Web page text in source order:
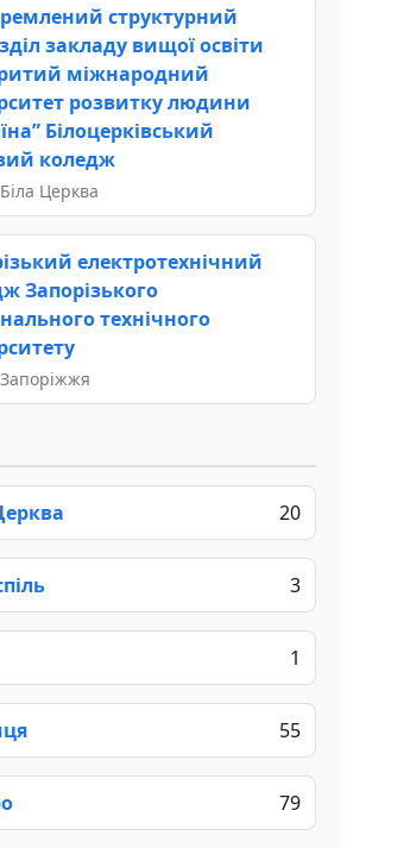
структурний
закладу вищої освіти
міжнародний
розвитку людини
Білоцерківський
коледж
Церква
електротехнічний
Запорізького
технічного
20
3
1
55
79